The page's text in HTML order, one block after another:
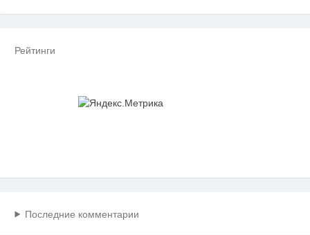
Рейтинги
Последние комментарии